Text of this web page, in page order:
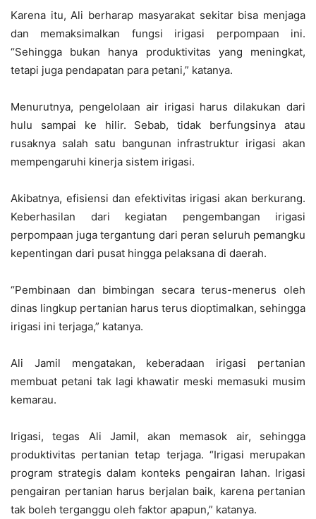
Karena itu, Ali berharap masyarakat sekitar bisa menjaga
dan memaksimalkan fungsi irigasi perpompaan ini.
“Sehingga bukan hanya produktivitas yang meningkat,
tetapi juga pendapatan para petani,” katanya.
Menurutnya, pengelolaan air irigasi harus dilakukan dari
hulu sampai ke hilir. Sebab, tidak berfungsinya atau
rusaknya salah satu bangunan infrastruktur irigasi akan
mempengaruhi kinerja sistem irigasi.
Akibatnya, efisiensi dan efektivitas irigasi akan berkurang.
Keberhasilan dari kegiatan pengembangan irigasi
perpompaan juga tergantung dari peran seluruh pemangku
kepentingan dari pusat hingga pelaksana di daerah.
“Pembinaan dan bimbingan secara terus-menerus oleh
dinas lingkup pertanian harus terus dioptimalkan, sehingga
irigasi ini terjaga,” katanya.
Ali Jamil mengatakan, keberadaan irigasi pertanian
membuat petani tak lagi khawatir meski memasuki musim
kemarau.
Irigasi, tegas Ali Jamil, akan memasok air, sehingga
produktivitas pertanian tetap terjaga. “Irigasi merupakan
program strategis dalam konteks pengairan lahan. Irigasi
pengairan pertanian harus berjalan baik, karena pertanian
tak boleh terganggu oleh faktor apapun,” katanya.